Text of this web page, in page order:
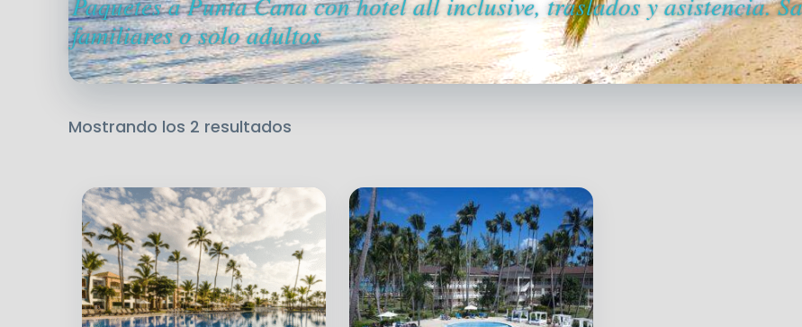
familiares o solo adultos
Mostrando los 2 resultados
a
alto